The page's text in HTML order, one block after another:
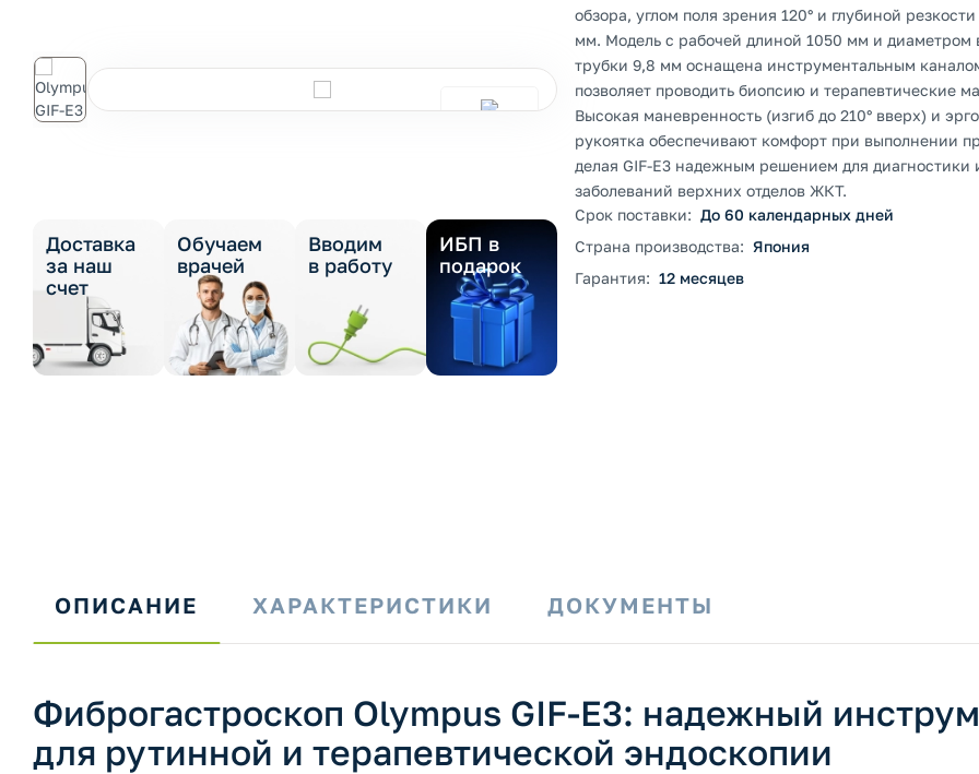
Доставка
за наш
счет
Обучаем
врачей
Вводим
в работу
ИБП в
подарок
обзора, углом поля зрения 120° и глубиной
мм. Модель с рабочей длиной 1050 мм и диаметром
трубки 9,8 мм оснащена инструментальным
позволяет проводить биопсию и терапевтические
Высокая маневренность (изгиб до 210° вверх) и
рукоятка обеспечивают комфорт при выполнении
делая GIF-E3 надежным решением для диагностики
заболеваний верхних отделов ЖКТ.
Срок поставки: До 60 календарных дней
Страна производства: Япония
Гарантия: 12 месяцев
ОПИСАНИЕ ХАРАКТЕРИСТИКИ ДОКУМЕНТЫ
Фиброгастроскоп Olympus GIF-E3: надежный
для рутинной и терапевтической эндоскопии